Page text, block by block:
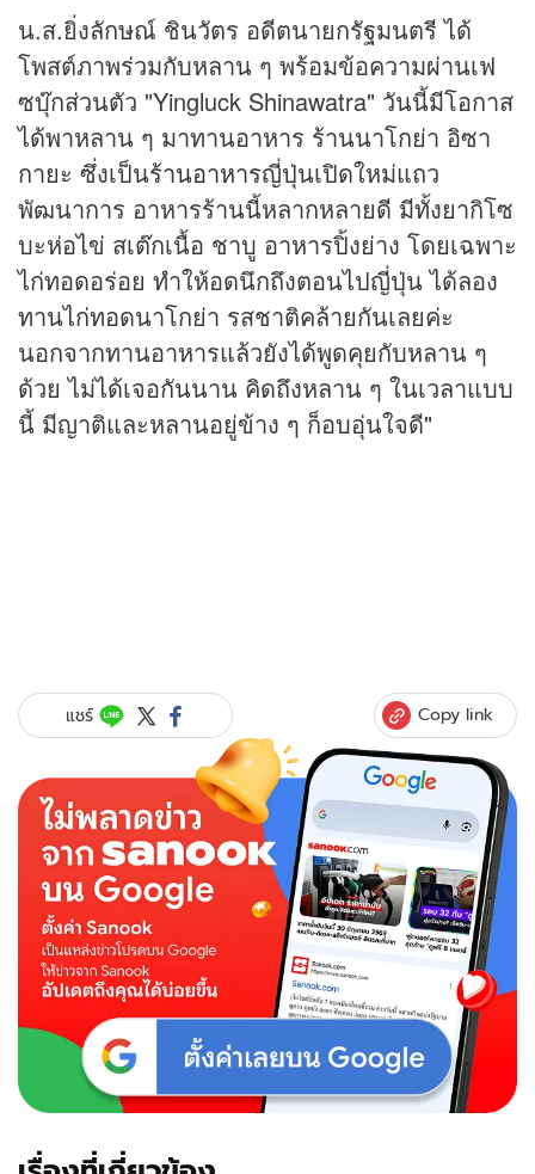
น.ส.ยิ่งลักษณ์ ชินวัตร อดีตนายกรัฐมนตรี ได้
โพสต์ภาพร่วมกับหลาน ๆ พร้อมข้อความผ่านเฟ
ซบุ๊กส่วนตัว "Yingluck Shinawatra" วันนี้มีโอกาส
ได้พาหลาน ๆ มาทานอาหาร ร้านนาโกย่า อิซา
กายะ ซึ่งเป็นร้านอาหารญี่ปุ่นเปิดใหม่แถว
พัฒนาการ อาหารร้านนี้หลากหลายดี มีทั้งยากิโซ
บะห่อไข่ สเต๊กเนื้อ ชาบู อาหารปิ้งย่าง โดยเฉพาะ
ไก่ทอดอร่อย ทำให้อดนึกถึงตอนไปญี่ปุ่น ได้ลอง
ทานไก่ทอดนาโกย่า รสชาติคล้ายกันเลยค่ะ
นอกจากทานอาหารแล้วยังได้พูดคุยกับหลาน ๆ
ด้วย ไม่ได้เจอกันนาน คิดถึงหลาน ๆ ในเวลาแบบ
นี้ มีญาติและหลานอยู่ข้าง ๆ ก็อบอุ่นใจดี"
แชร์ Copy link